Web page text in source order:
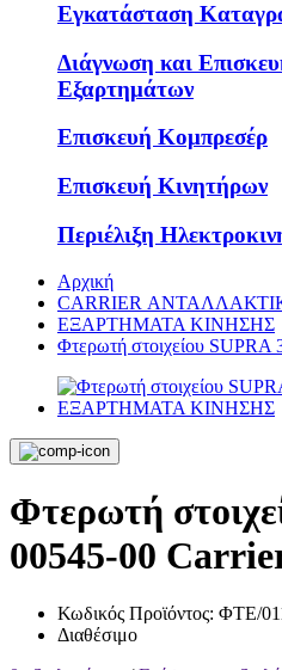
Εγκατάσταση
Διάγνωση και
Εξαρτημάτων
Επισκευή Κομπρεσέρ
Επισκευή Κινητήρων
Περιέλιξη
Αρχική
CARRIER
ΕΞΑΡΤΗΜΑΤΑ ΚΙΝΗΣΗΣ
Φτερωτή στοιχείου SUPRA
Φτερωτή
00545-00
Κωδικός Προϊόντος: ΦΤΕ/
Διαθέσιμο